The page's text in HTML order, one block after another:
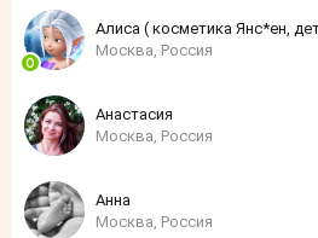
Москва, Россия
Анастасия
Москва, Россия
Анна
Москва, Россия